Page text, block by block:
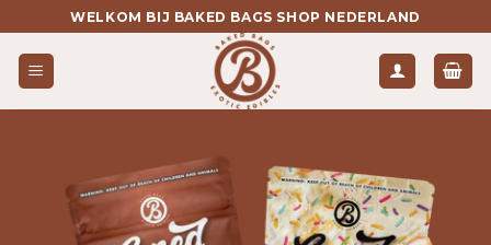
naar
inhoud
WELKOM BIJ BAKED BAGS SHOP NEDERLAND